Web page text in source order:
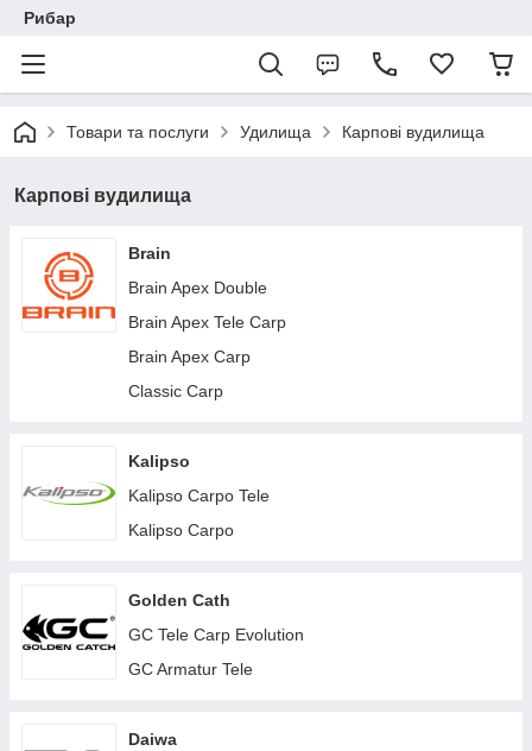
Рибар
Товари та послуги Удилища Карпові вудилища
Карпові вудилища
Brain
Brain Apex Double
Brain Apex Tele Carp
Brain Apex Carp
Classic Carp
Kalipso
Kalipso Carpo Tele
Kalipso Carpo
Golden Cath
GC Tele Carp Evolution
GC Armatur Tele
Daiwa